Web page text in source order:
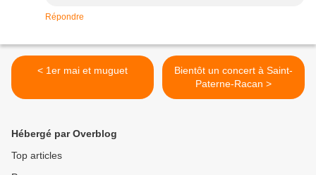
Répondre
< 1er mai et muguet
Bientôt un concert à Saint-
Paterne-Racan >
Hébergé par Overblog
Top articles